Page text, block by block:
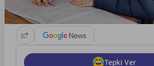
Tepki Ver